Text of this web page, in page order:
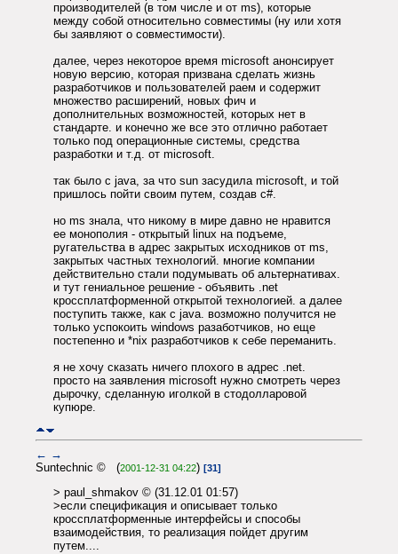
производителей (в том числе и от ms), которые
между собой относительно совместимы (ну или хотя
бы заявляют о совместимости).
далее, через некоторое время microsoft анонсирует
новую версию, которая призвана сделать жизнь
разработчиков и пользователей раем и содержит
множество расширений, новых фич и
дополнительных возможностей, которых нет в
стандарте. и конечно же все это отлично работает
только под операционные системы, средства
разработки и т.д. от microsoft.
так было с java, за что sun засудила microsoft, и той
пришлось пойти своим путем, создав c#.
но ms знала, что никому в мире давно не нравится
ее монополия - открытый linux на подъеме,
ругательства в адрес закрытых исходников от ms,
закрытых частных технологий. многие компании
действительно стали подумывать об альтернативах.
и тут гениальное решение - объявить .net
кроссплатформенной открытой технологией. а далее
поступить также, как с java. возможно получится не
только успокоить windows разаботчиков, но еще
постепенно и *nix разработчиков к себе переманить.
я не хочу сказать ничего плохого в адрес .net.
просто на заявления microsoft нужно смотреть через
дырочку, сделанную иголкой в стодолларовой
купюре.
← →
Suntechnic © (2001-12-31 04:22) [31]
> paul_shmakov © (31.12.01 01:57)
>если спецификация и описывает только
кроссплатформенные интерфейсы и способы
взаимодействия, то реализация пойдет другим
путем....